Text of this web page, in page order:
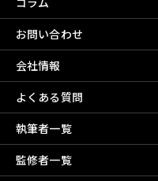
お問い合わせ
会社情報
よくある質問
執筆者一覧
監修者一覧